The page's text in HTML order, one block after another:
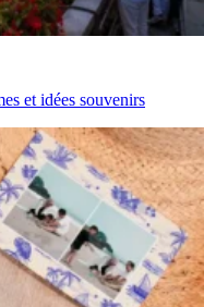
et idées souvenirs